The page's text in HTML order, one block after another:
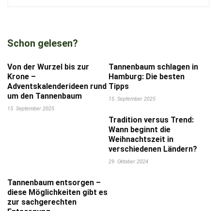
Schon gelesen?
Von der Wurzel bis zur
Krone –
Adventskalenderideen rund
um den Tannenbaum
15. September 2025
Tannenbaum schlagen in
Hamburg: Die besten
Tipps
15. September 2025
Tradition versus Trend:
Wann beginnt die
Weihnachtszeit in
verschiedenen Ländern?
29. Oktober 2024
Tannenbaum entsorgen –
diese Möglichkeiten gibt es
zur sachgerechten